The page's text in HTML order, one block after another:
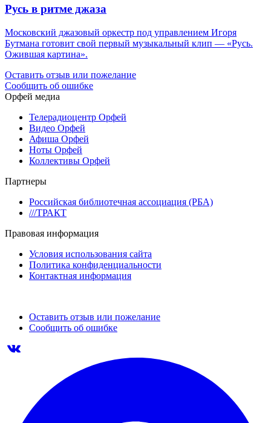
Русь в ритме джаза
Московский джазовый оркестр под управлением Игоря
Бутмана готовит свой первый музыкальный клип — «Русь.
Ожившая картина».
Оставить отзыв или пожелание
Сообщить об ошибке
Орфей медиа
Телерадиоцентр Орфей
Видео Орфей
Афиша Орфей
Ноты Орфей
Коллективы Орфей
Партнеры
Российская библиотечная ассоциация (РБА)
///ТРАКТ
Правовая информация
Условия использования сайта
Политика конфиденциальности
Контактная информация
Оставить отзыв или пожелание
Сообщить об ошибке